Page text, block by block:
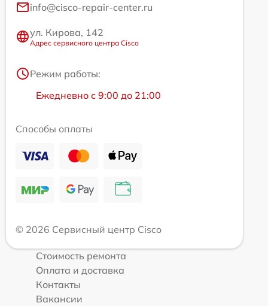
info@cisco-repair-center.ru
ул. Кирова, 142
Адрес сервисного центра Cisco
Режим работы:
Ежедневно с 9:00 до 21:00
Способы оплаты
© 2026 Сервисный центр Cisco
Стоимость ремонта
Оплата и доставка
Контакты
Вакансии